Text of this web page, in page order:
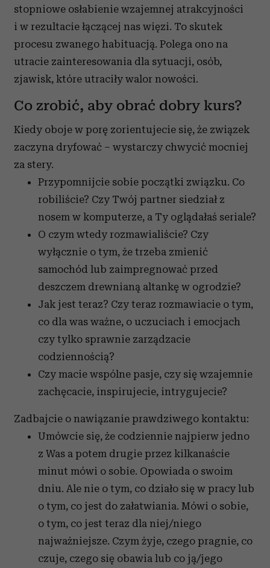
stopniowe osłabienie wzajemnej atrakcyjności
i w rezultacie łączącej nas więzi. To skutek
procesu zwanego habituacją. Polega ono na
utracie zainteresowania dla sytuacji, osób,
zjawisk, które utraciły walor nowości.
Co zrobić, aby obrać dobry kurs?
Kiedy oboje w porę zorientujecie się, że związek
zaczyna dryfować – wystarczy chwycić mocniej
za stery.
Przypomnijcie sobie początki związku. Co
robiliście? Czy Twój partner siedział z
nosem w komputerze, a Ty oglądałaś seriale?
O czym wtedy rozmawialiście? Czy
wyłącznie o tym, że trzeba zmienić
samochód lub zaimpregnować przed
deszczem drewnianą altankę w ogrodzie?
Jak jest teraz? Czy teraz rozmawiacie o tym,
co dla was ważne, o uczuciach i emocjach
czy tylko sprawnie zarządzacie
codziennością?
Czy macie wspólne pasje, czy się wzajemnie
zachęcacie, inspirujecie, intrygujecie?
Zadbajcie o nawiązanie prawdziwego kontaktu:
Umówcie się, że codziennie najpierw jedno
z Was a potem drugie przez kilkanaście
minut mówi o sobie. Opowiada o swoim
dniu. Ale nie o tym, co działo się w pracy lub
o tym, co jest do załatwiania. Mówi o sobie,
o tym, co jest teraz dla niej/niego
najważniejsze. Czym żyje, czego pragnie, co
czuje, czego się obawia lub co ją/jego